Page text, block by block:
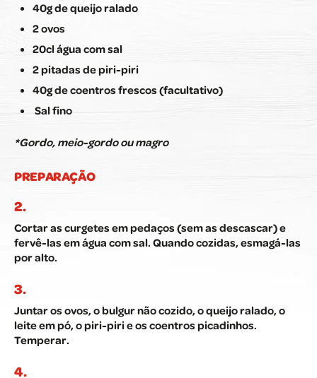
40g de queijo ralado
2 ovos
20cl água com sal
2 pitadas de piri-piri
40g de coentros frescos (facultativo)
Sal fino
*Gordo, meio-gordo ou magro
PREPARAÇÃO
Cortar as curgetes em pedaços (sem as descascar) e
fervê-las em água com sal. Quando cozidas, esmagá-las
por alto.
Juntar os ovos, o bulgur não cozido, o queijo ralado, o
leite em pó, o piri-piri e os coentros picadinhos.
Temperar.